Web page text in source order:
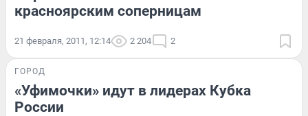
красноярским соперницам
21 февраля, 2011, 12:14 2 204 2
ГОРОД
«Уфимочки» идут в лидерах Кубка
России